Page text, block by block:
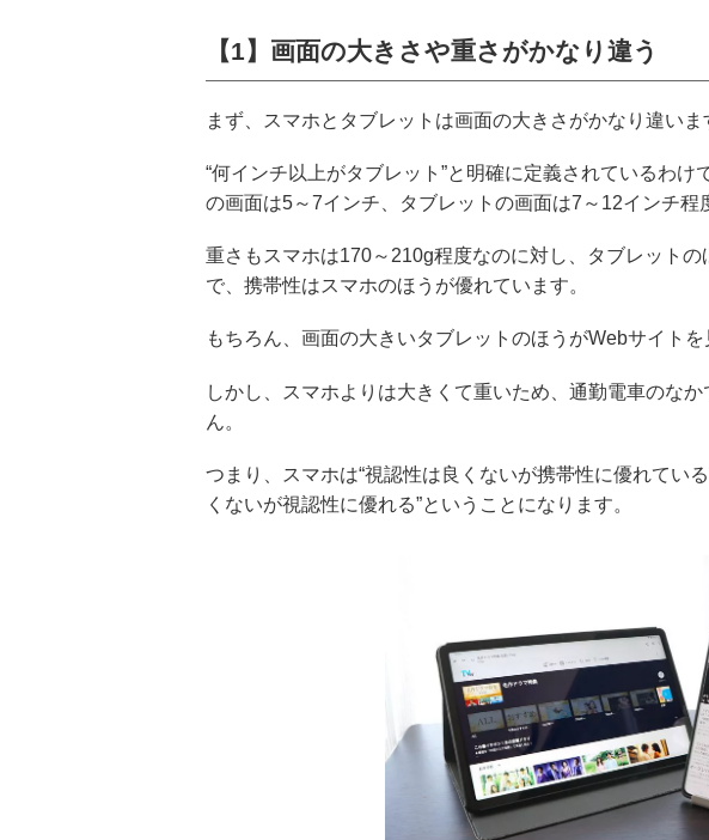
【1】画面の大きさや重さがかなり違う
まず、スマホとタブレットは画面の大きさがかなり違いま
“何インチ以上がタブレット”と明確に定義されているわ
の画面は5～7インチ、タブレットの画面は7～12インチ程
重さもスマホは170～210g程度なのに対し、タブレット
で、携帯性はスマホのほうが優れています。
もちろん、画面の大きいタブレットのほうがWebサイト
しかし、スマホよりは大きくて重いため、通勤電車のな
ん。
つまり、スマホは“視認性は良くないが携帯性に優れてい
くないが視認性に優れる”ということになります。